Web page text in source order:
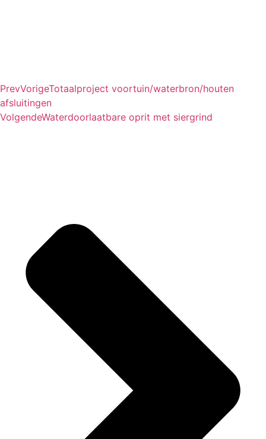
PrevVorigeTotaalproject voortuin/waterbron/houten
afsluitingen
VolgendeWaterdoorlaatbare oprit met siergrind